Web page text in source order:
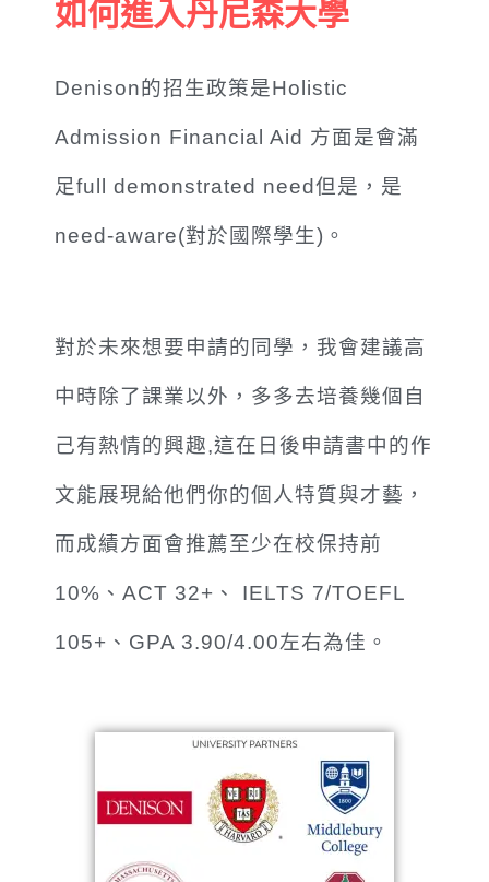
如何進入丹尼森大學
Denison的招生政策是Holistic
Admission Financial Aid 方面是會滿
足full demonstrated need但是， 是
need-aware(對於國際學生)。
對於未來想要申請的同學，我會建議高
中時除了課業以外，多多去培養幾個自
己有熱情的興趣,這在日後申請書中的作
文能展現給他們你的個人特質與才藝，
而成績方面會推薦至少在校保持前
10%、ACT 32+、 IELTS 7/TOEFL
105+、GPA 3.90/4.00左右為佳。